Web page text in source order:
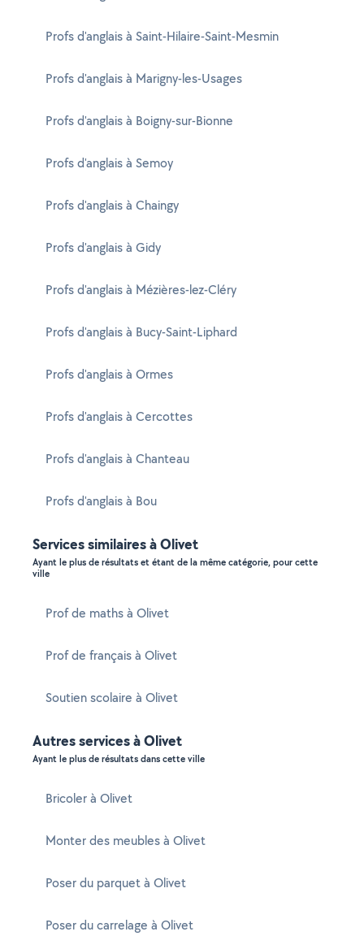
Profs d'anglais à Saint-Hilaire-Saint-Mesmin
Profs d'anglais à Marigny-les-Usages
Profs d'anglais à Boigny-sur-Bionne
Profs d'anglais à Semoy
Profs d'anglais à Chaingy
Profs d'anglais à Gidy
Profs d'anglais à Mézières-lez-Cléry
Profs d'anglais à Bucy-Saint-Liphard
Profs d'anglais à Ormes
Profs d'anglais à Cercottes
Profs d'anglais à Chanteau
Profs d'anglais à Bou
Services similaires à Olivet
Ayant le plus de résultats et étant de la même catégorie, pour cette
ville
Prof de maths à Olivet
Prof de français à Olivet
Soutien scolaire à Olivet
Autres services à Olivet
Ayant le plus de résultats dans cette ville
Bricoler à Olivet
Monter des meubles à Olivet
Poser du parquet à Olivet
Poser du carrelage à Olivet